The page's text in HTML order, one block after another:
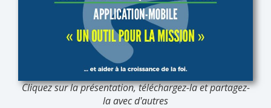
Cliquez sur la présentation, téléchargez-la et partagez-
la avec d'autres